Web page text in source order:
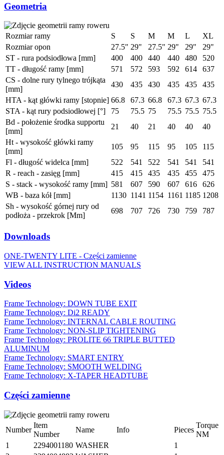
Geometria
Rozmiar ramy S S M M L
XL
Rozmiar opon
27.5" 29" 27.5" 29" 29"
29"
ST - rura podsiodłowa [mm]
400 400 440 440 480
520
TT - długość ramy [mm]
571 572 593 592 614
637
CS - dolne rury tylnego trójkąta
[mm]
430 435 430 435 435
435
HTA - kąt główki ramy [stopnie] 66.8 67.3 66.8 67.3 67.3 67.3
STA - kąt rury podsiodłowej [°]
75 75.5 75 75.5 75.5 75.5
Bd - położenie środka supportu
[mm]
21 40 21 40 40
40
Ht - wysokość główki ramy
[mm]
105 95 115 95 105
115
Fl - długość widelca [mm]
522 541 522 541 541
541
R - reach - zasięg [mm]
415 415 435 435 455
475
S - stack - wysokość ramy [mm] 581 607 590 607 616
626
WB - baza kół [mm]
1130 1141 1154 1161 1185 1208
Sh - wysokość górnej rury od
podłoża - przekrok [Mm]
698 707 726 730 759 787
Downloads
ONE-TWENTY LITE - Części zamienne
VIEW ALL INSTRUCTION MANUALS
Videos
Frame Technology: DOWN TUBE EXIT
Frame Technology: Di2 READY
Frame Technology: INTERNAL CABLE ROUTING
Frame Technology: NON-SLIP TIGHTENING
Frame Technology: PROLITE 66 TRIPLE BUTTED
ALUMINUM
Frame Technology: SMART ENTRY
Frame Technology: SMOOTH WELDING
Frame Technology: X-TAPER HEADTUBE
Części zamienne
Number
Item
Number
Name Info Pieces
Torque
NM
1
2294001180 WASHER
1